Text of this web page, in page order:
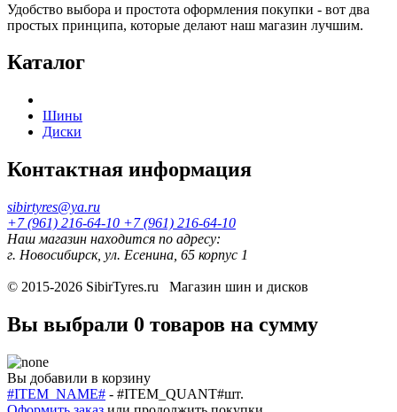
Удобство выбора и простота оформления покупки - вот два
простых принципа, которые делают наш магазин лучшим.
Каталог
Шины
Диски
Контактная информация
sibirtyres@ya.ru
+7 (961) 216-64-10 +7 (961) 216-64-10
Наш магазин находится по адресу:
г. Новосибирск, ул. Есенина, 65 корпус 1
© 2015-2026 SibirTyres.ru Магазин шин и дисков
Вы выбрали 0 товаров на сумму
Вы добавили в корзину
#ITEM_NAME# - #ITEM_QUANT#шт.